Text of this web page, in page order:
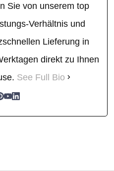
Sie von unserem top
Verhältnis und
Lieferung in
direkt zu Ihnen
See Full Bio